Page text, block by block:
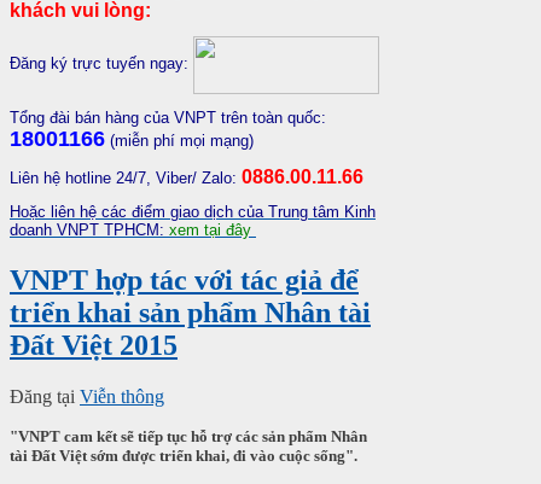
khách vui lòng:
Đăng ký trực tuyến ngay:
Tổng đài bán hàng của VNPT trên toàn quốc:
18001166 (miễn phí mọi mạng)
Liên hệ hotline 24/7, Viber/ Zalo: 0886.00.11.66
Hoặc liên hệ các điểm giao dịch của Trung tâm Kinh
doanh VNPT TPHCM: xem tại đây
VNPT hợp tác với tác giả để
triển khai sản phẩm Nhân tài
Đất Việt 2015
Đăng tại Viễn thông
"VNPT cam kết sẽ tiếp tục hỗ trợ các sản phẩm Nhân
tài Đất Việt sớm được triển khai, đi vào cuộc sống".